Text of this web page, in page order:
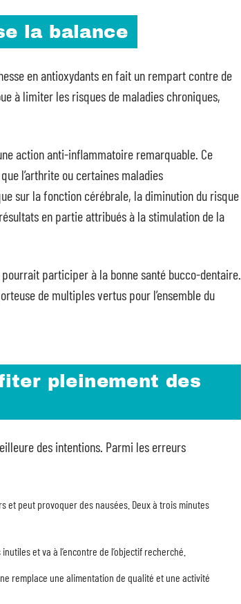
la balance
en antioxydants en fait un rempart contre de
à limiter les risques de maladies chroniques,
action anti-inflammatoire remarquable. Ce
l’arthrite ou certaines maladies
sur la fonction cérébrale, la diminution du risque
en partie attribués à la stimulation de la
participer à la bonne santé bucco-dentaire.
de multiples vertus pour l’ensemble du
pleinement des
des intentions. Parmi les erreurs
et peut provoquer des nausées. Deux à trois minutes
et va à l’encontre de l’objectif recherché.
remplace une alimentation de qualité et une activité